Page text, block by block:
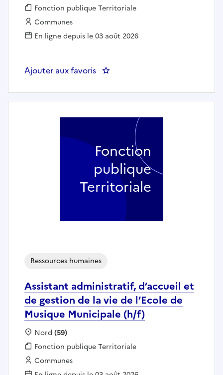
Fonction publique :
Fonction publique Territoriale
Employeur :
Communes
En ligne depuis le 03 août 2026
Ajouter aux favoris : Assistant éducation jeunesse -
Assistant administratif, d’accueil et
de gestion de la vie de l’Ecole de
Musique Municipale (h/f)
Ressources humaines
Localisation :
Nord (59)
Fonction publique :
Fonction publique Territoriale
Employeur :
Communes
Fonction
publique
Territoriale